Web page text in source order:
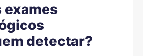
exames
detectar?